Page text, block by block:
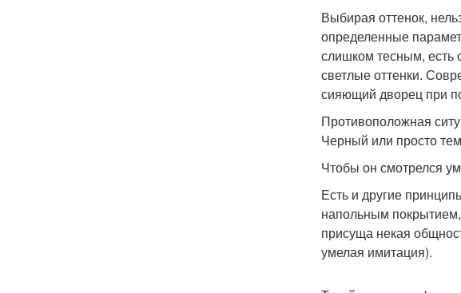
Выбирая оттенок,
определенные
слишком тесным, есть
светлые оттенки.
сияющий дворец при
Противоположная
Черный или просто
Чтобы он смотрелся
Есть и другие
напольным
присуща некая
умелая имитация).